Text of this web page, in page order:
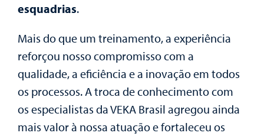
esquadrias.
Mais do que um treinamento, a experiência
reforçou nosso compromisso com a
qualidade, a eficiência e a inovação em todos
os processos. A troca de conhecimento com
os especialistas da VEKA Brasil agregou ainda
mais valor à nossa atuação e fortaleceu os